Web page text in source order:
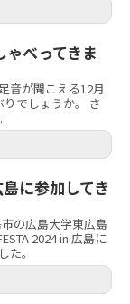
べってきま
音が聞こえる12月
でしょうか。 さ
に参加してき
の広島大学東広島
2024 in 広島に
。